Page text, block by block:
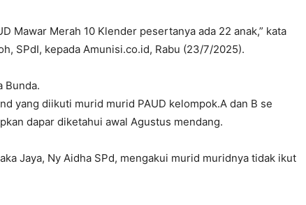
Mawar Merah 10 Klender pesertanya ada 22 anak,” kata
SPdI, kepada Amunisi.co.id, Rabu (23/7/2025).
Bunda.
yang diikuti murid murid PAUD kelompok.A dan B se
dapar diketahui awal Agustus mendang.
Jaya, Ny Aidha SPd, mengakui murid muridnya tidak ikut